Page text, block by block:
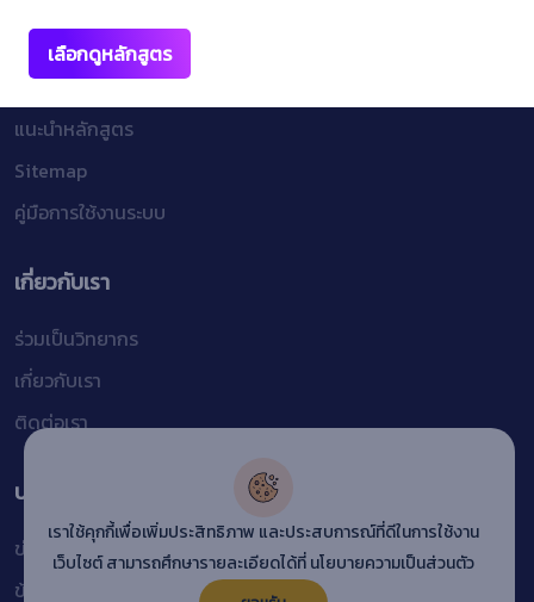
เลือกดูหลักสูตร
เมนูลัด
นโยบายความเป็นส่วนตัว
แนะนำหลักสูตร
Sitemap
คู่มือการใช้งานระบบ
เกี่ยวกับเรา
ร่วมเป็นวิทยากร
เกี่ยวกับเรา
ติดต่อเรา
บริการอื่นๆ
ข่าวสารและบทความ
ข้อกำหนดการใช้งาน
เราใช้คุกกี้เพื่อเพิ่มประสิทธิภาพ และประสบการณ์ที่ดีในการใช้งาน
เว็บไซต์ สามารถศึกษารายละเอียดได้ที่นโยบายความเป็นส่วนตัว